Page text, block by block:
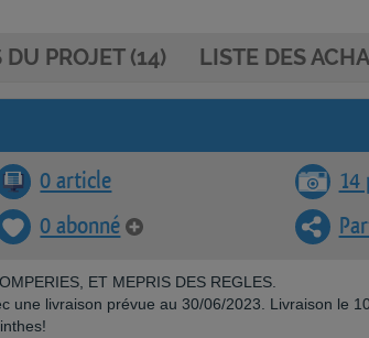
DU PROJET (14) LISTE DES
0 article
14
0 abonné
ET MEPRIS DES REGLES.
une livraison prévue au 30/06/2023. Livraison le